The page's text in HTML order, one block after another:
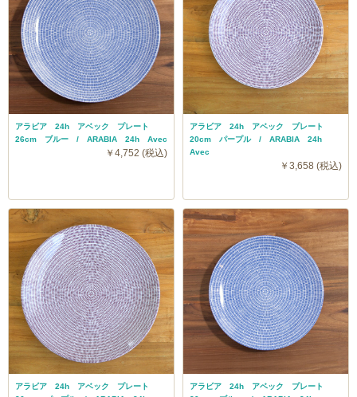
アラビア 24h アベック プレート
26cm ブルー / ARABIA 24h Avec
￥4,752 (税込)
アラビア 24h アベック プレート
20cm パープル / ARABIA 24h
Avec
￥3,658 (税込)
アラビア 24h アベック プレート
アラビア 24h アベック プレート